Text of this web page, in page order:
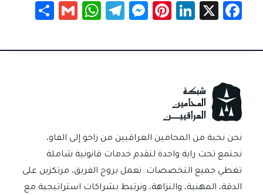
Fa
e
o
ok
X
Li
e
Pi
er
M
se
Te
gr
W
at
G
ail
ar
نحن نخبة من المحامين العراقيين من زاخو إلى الفاو،
نجتمع تحت راية واحدة لنقدم خدمات قانونية شاملة
تغطي جميع التخصصات. نعمل بروح الفريق، مرتكزين على
الدقة، المهنية، والنزاهة، ونرتبط بشراكات استراتيجية مع